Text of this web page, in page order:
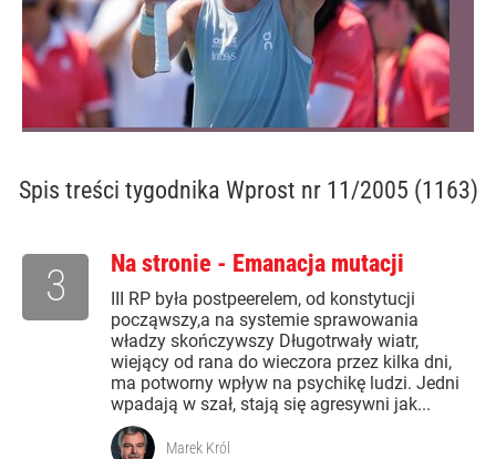
Spis treści tygodnika Wprost nr 11/2005 (1163)
Na stronie - Emanacja mutacji
III RP była postpeerelem, od konstytucji
począwszy,a na systemie sprawowania
władzy skończywszy Długotrwały wiatr,
wiejący od rana do wieczora przez kilka dni,
ma potworny wpływ na psychikę ludzi. Jedni
wpadają w szał, stają się agresywni jak...
3
Marek Król